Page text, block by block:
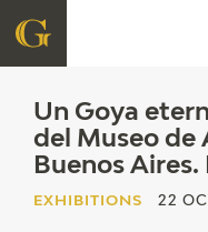
FOUNDATION
QUIENES SOMOS
Un Goya
del Museo de
Buenos
EXHIBITIONS 22